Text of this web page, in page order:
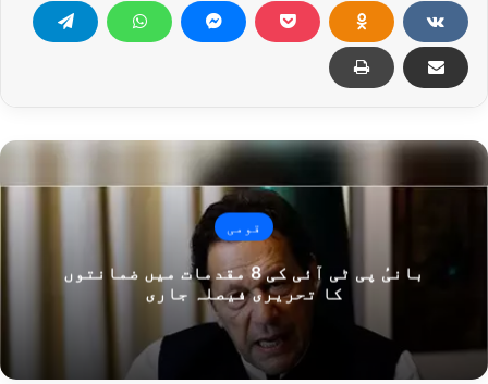
قومی
بانیٔ پی ٹی آئی کی 8 مقدمات میں ضمانتوں
کا تحریری فیصلہ جاری